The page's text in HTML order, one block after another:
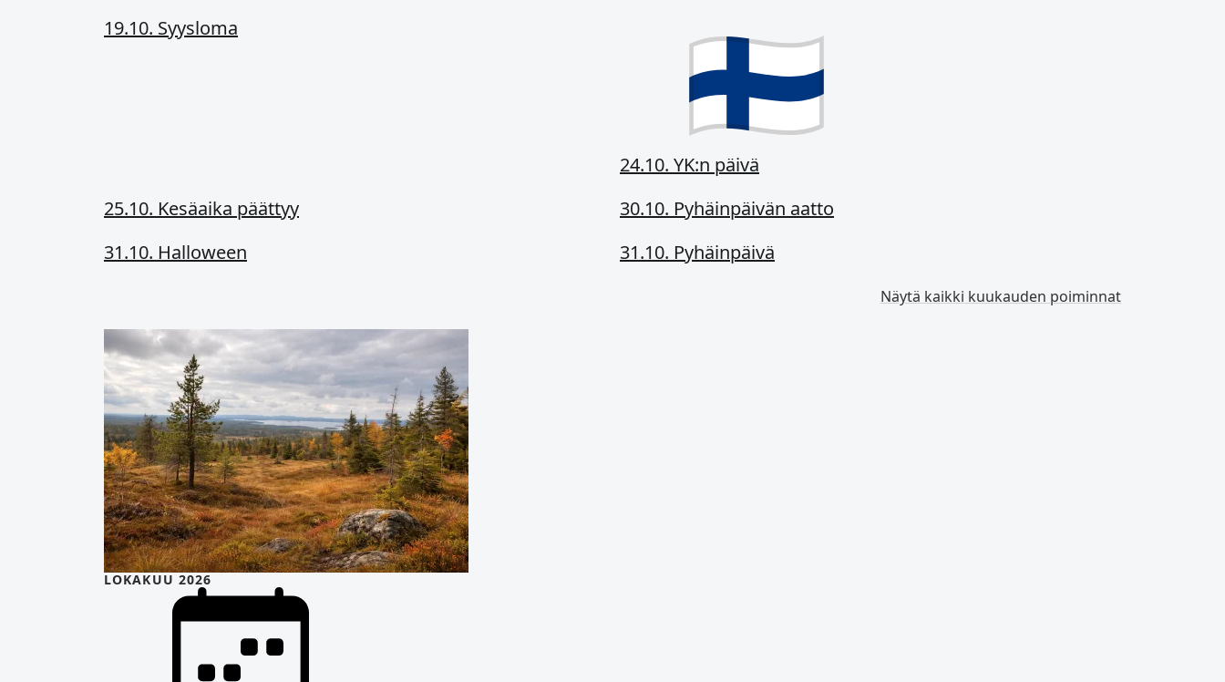
19.10. Syysloma
24.10. YK:n päivä
25.10. Kesäaika päättyy
30.10. Pyhäinpäivän aatto
31.10. Halloween
31.10. Pyhäinpäivä
Näytä kaikki kuukauden poiminnat
LOKAKUU 2026